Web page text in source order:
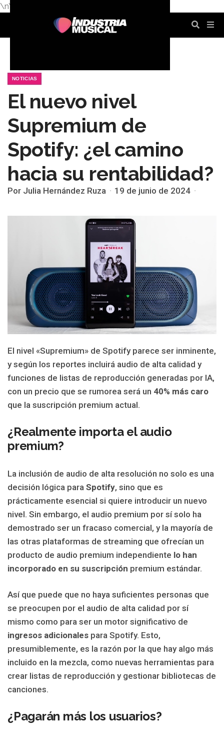
\n\n
NOTICIAS
El nuevo nivel
Supremium de
Spotify: ¿el camino
hacia su rentabilidad?
Por Julia Hernández Ruza 19 de junio de 2024
El nivel «Supremium» de Spotify parece ser inminente,
y según los reportes incluirá audio de alta calidad y
funciones de listas de reproducción generadas por IA,
con un precio que se rumorea será un 40% más caro
que la suscripción premium actual.
¿Realmente importa el audio
premium?
La inclusión de audio de alta resolución no solo es una
decisión lógica para Spotify, sino que es
prácticamente esencial si quiere introducir un nuevo
nivel. Sin embargo, el audio premium por sí solo ha
demostrado ser un fracaso comercial, y la mayoría de
las otras plataformas de streaming que ofrecían un
producto de audio premium independiente lo han
incorporado en su suscripción premium estándar.
Así que puede que no haya suficientes personas que
se preocupen por el audio de alta calidad por sí
mismo como para ser un motor significativo de
ingresos adicionales para Spotify. Esto,
presumiblemente, es la razón por la que hay algo más
incluido en la mezcla, como nuevas herramientas para
crear listas de reproducción y gestionar bibliotecas de
canciones.
¿Pagarán más los usuarios?